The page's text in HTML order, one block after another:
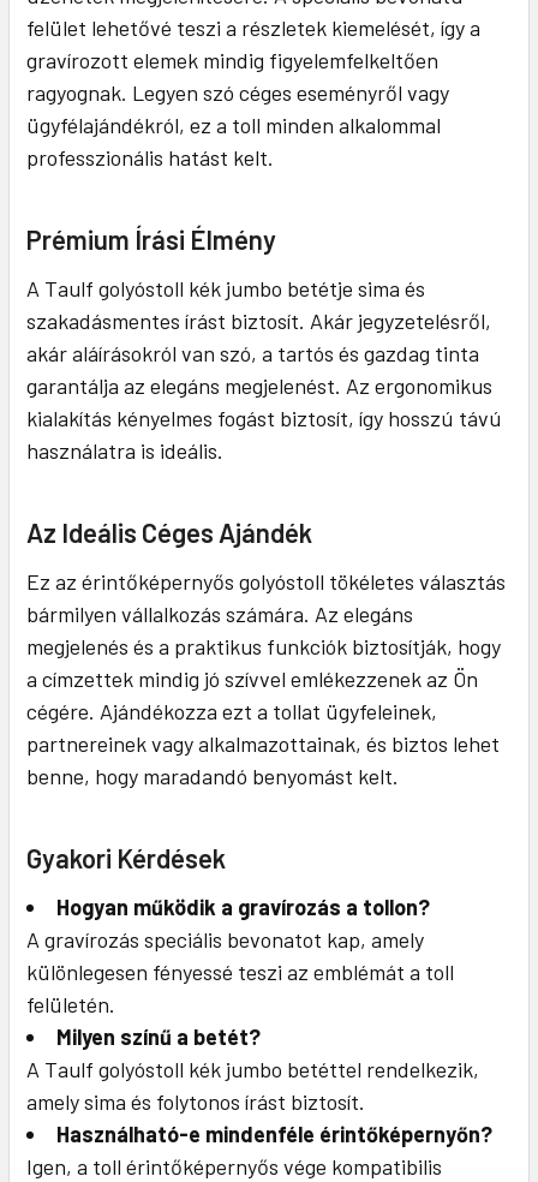
felület lehetővé teszi a részletek kiemelését, így a
gravírozott elemek mindig figyelemfelkeltően
ragyognak. Legyen szó céges eseményről vagy
ügyfélajándékról, ez a toll minden alkalommal
professzionális hatást kelt.
Prémium Írási Élmény
A Taulf golyóstoll kék jumbo betétje sima és
szakadásmentes írást biztosít. Akár jegyzetelésről,
akár aláírásokról van szó, a tartós és gazdag tinta
garantálja az elegáns megjelenést. Az ergonomikus
kialakítás kényelmes fogást biztosít, így hosszú távú
használatra is ideális.
Az Ideális Céges Ajándék
Ez az érintőképernyős golyóstoll tökéletes választás
bármilyen vállalkozás számára. Az elegáns
megjelenés és a praktikus funkciók biztosítják, hogy
a címzettek mindig jó szívvel emlékezzenek az Ön
cégére. Ajándékozza ezt a tollat ügyfeleinek,
partnereinek vagy alkalmazottainak, és biztos lehet
benne, hogy maradandó benyomást kelt.
Gyakori Kérdések
Hogyan működik a gravírozás a tollon?
A gravírozás speciális bevonatot kap, amely
különlegesen fényessé teszi az emblémát a toll
felületén.
Milyen színű a betét?
A Taulf golyóstoll kék jumbo betéttel rendelkezik,
amely sima és folytonos írást biztosít.
Használható-e mindenféle érintőképernyőn?
Igen, a toll érintőképernyős vége kompatibilis